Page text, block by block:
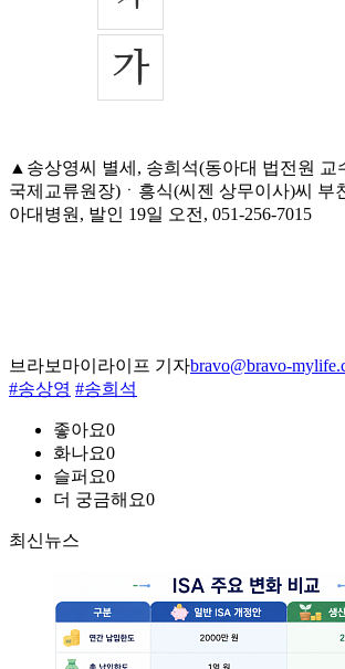
▲송상영씨 별세, 송희석(동아대 법전원 교
국제교류원장)ㆍ흥식(씨젠 상무이사)씨 부
아대병원, 발인 19일 오전, 051-256-7015
브라보마이라이프 기자bravo@bravo-
#송상영 #송희석
좋아요0
화나요0
슬퍼요0
더 궁금해요0
최신뉴스